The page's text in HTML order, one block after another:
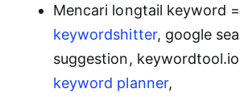
Mencari longtail keyword
keywordshitter, google
suggestion,
keyword planner,